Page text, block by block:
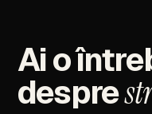
Aio
despre